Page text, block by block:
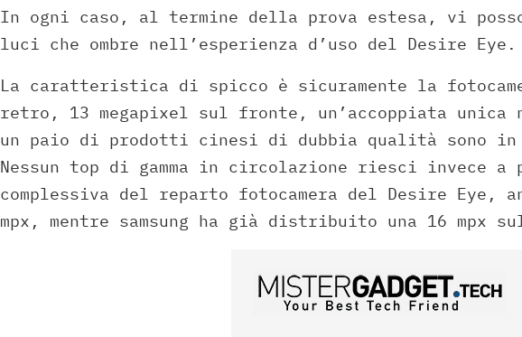
In ogni caso, al termine della prova estesa, vi
luci che ombre nell’esperienza d’uso del Desire Eye.
La caratteristica di spicco è sicuramente la
retro, 13 megapixel sul fronte, un’accoppiata unica
un paio di prodotti cinesi di dubbia qualità sono in
Nessun top di gamma in circolazione riesci invece
complessiva del reparto fotocamera del Desire Eye,
mpx, mentre samsung ha già distribuito una 16 mpx